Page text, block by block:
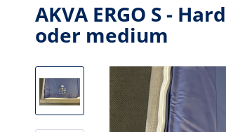
AKVA ERGO S -
oder medium